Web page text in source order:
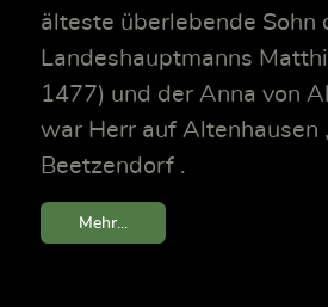
älteste überlebende Sohn
Landeshauptmanns
1477) und der Anna von
war Herr auf Altenhausen
Beetzendorf .
Mehr...